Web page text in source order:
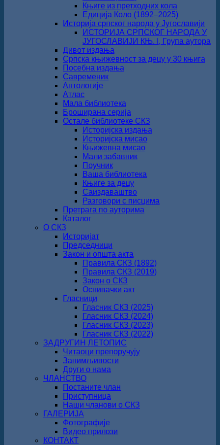
Књиге из претходних кола
Едиција Коло (1892‒2025)
Историја српског народа у Југославији
ИСТОРИЈА СРПСКОГ НАРОДА У
ЈУГОСЛАВИЈИ КЊ. I, Група аутора
Дивот издања
Српска књижевност за децу у 30 књига
Посебна издања
Савременик
Антологије
Атлас
Мала библиотека
Броширана серија
Остале библиотеке СКЗ
Историјска издања
Историјска мисао
Књижевна мисао
Мали забавник
Поучник
Ваша библиотека
Књиге за децу
Саиздаваштво
Разговори с писцима
Претрага по ауторима
Каталог
О СКЗ
Историјат
Председници
Закон и општа акта
Правила СКЗ (1892)
Правила СКЗ (2019)
Закон о СКЗ
Оснивачки акт
Гласници
Гласник СКЗ (2025)
Гласник СКЗ (2024)
Гласник СКЗ (2023)
Гласник СКЗ (2022)
ЗАДРУГИН ЛЕТОПИС
Читаоци препоручују
Занимљивости
Други о нама
ЧЛАНСТВО
Постаните члан
Приступница
Наши чланови о СКЗ
ГАЛЕРИЈА
Фотографије
Видео прилози
КОНТАКТ